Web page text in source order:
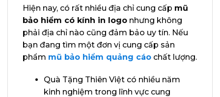
Hiện nay, có rất nhiều địa chỉ cung cấp mũ
bảo hiểm có kính in logo nhưng không
phải địa chỉ nào cũng đảm bảo uy tín. Nếu
bạn đang tìm một đơn vị cung cấp sản
phẩm mũ bảo hiểm quảng cáo chất lượng.
Quà Tặng Thiên Việt có nhiều năm
kinh nghiệm trong lĩnh vực cung